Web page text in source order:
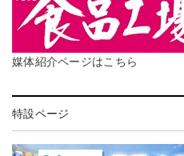
媒体紹介ページはこちら
特設ページ